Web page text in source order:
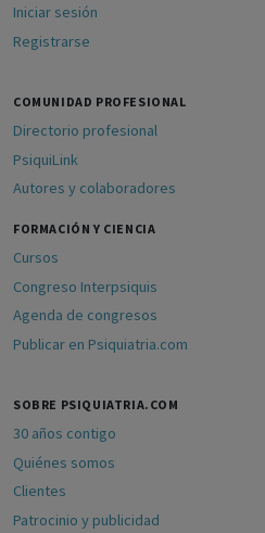
Iniciar sesión
Registrarse
COMUNIDAD PROFESIONAL
Directorio profesional
PsiquiLink
Autores y colaboradores
FORMACIÓN Y CIENCIA
Cursos
Congreso Interpsiquis
Agenda de congresos
Publicar en Psiquiatria.com
SOBRE PSIQUIATRIA.COM
30 años contigo
Quiénes somos
Clientes
Patrocinio y publicidad